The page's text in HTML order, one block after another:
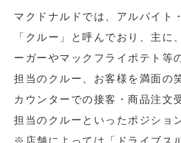
マクドナルドでは、アルバイト
「クルー」と呼んでおり、主に
ーガーやマックフライポテト等
担当のクルー、お客様を満面の
カウンターでの接客・商品注文
担当のクルーといったポジショ